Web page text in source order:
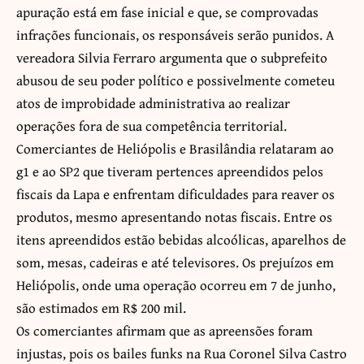
apuração está em fase inicial e que, se comprovadas
infrações funcionais, os responsáveis serão punidos. A
vereadora Silvia Ferraro argumenta que o subprefeito
abusou de seu poder político e possivelmente cometeu
atos de improbidade administrativa ao realizar
operações fora de sua competência territorial.
Comerciantes de Heliópolis e Brasilândia relataram ao
g1 e ao SP2 que tiveram pertences apreendidos pelos
fiscais da Lapa e enfrentam dificuldades para reaver os
produtos, mesmo apresentando notas fiscais. Entre os
itens apreendidos estão bebidas alcoólicas, aparelhos de
som, mesas, cadeiras e até televisores. Os prejuízos em
Heliópolis, onde uma operação ocorreu em 7 de junho,
são estimados em R$ 200 mil.
Os comerciantes afirmam que as apreensões foram
injustas, pois os bailes funks na Rua Coronel Silva Castro